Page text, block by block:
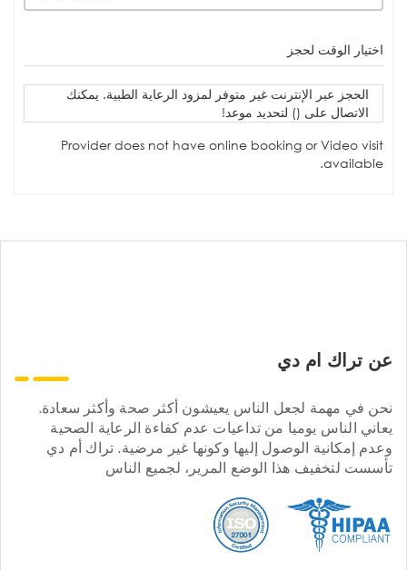
اختيار الوقت لحجز
الحجز عبر الإنترنت غير متوفر لمزود الرعاية الطبية. يمكنك
الاتصال على () لتحديد موعد!
Provider does not have online booking or Video visit
available.
عن تراك ام دي
نحن في مهمة لجعل الناس يعيشون أكثر صحة وأكثر سعادة.
يعاني الناس يوميا من تداعيات عدم كفاءة الرعاية الصحية
وعدم إمكانية الوصول إليها وكونها غير مرضية. تراك أم دي
تأسست لتخفيف هذا الوضع المرير، لجميع الناس